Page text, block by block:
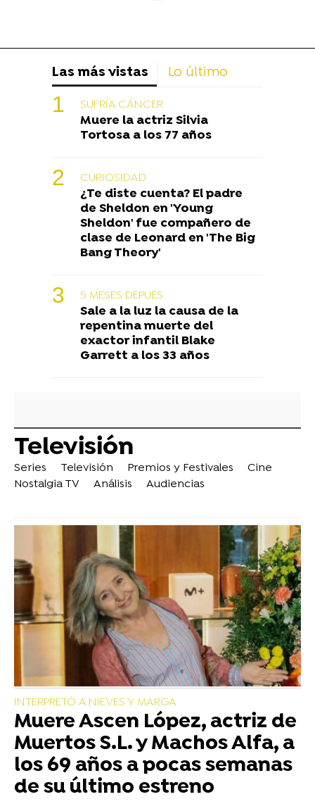
Las más vistas Lo último
SUFRÍA CÁNCER
Muere la actriz Silvia
Tortosa a los 77 años
CURIOSIDAD
¿Te diste cuenta? El padre
de Sheldon en 'Young
Sheldon' fue compañero de
clase de Leonard en 'The Big
Bang Theory'
5 MESES DEPUÉS
Sale a la luz la causa de la
repentina muerte del
exactor infantil Blake
Garrett a los 33 años
Televisión
Series Televisión Premios y Festivales
Cine
Nostalgia TV
Análisis Audiencias
INTERPRETÓ A NIEVES Y MARGA
Muere Ascen López, actriz de
Muertos S.L. y Machos Alfa, a
los 69 años a pocas semanas
de su último estreno